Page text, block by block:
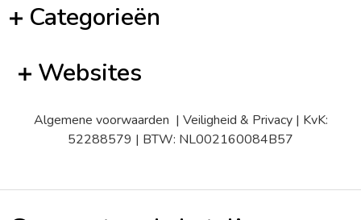
Categorieën
Websites
Algemene voorwaarden | Veiligheid & Privacy| KvK:
52288579 | BTW: NL002160084B57